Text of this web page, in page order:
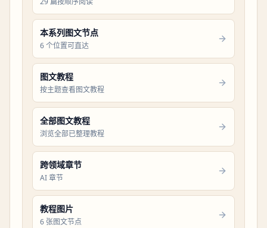
本系列图文节点
6 个位置可直达
图文教程
按主题查看图文教程
全部图文教程
浏览全部已整理教程
跨领域章节
AI 章节
教程图片
6 张图文节点